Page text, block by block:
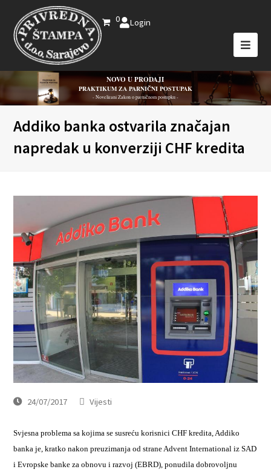
0 Login
NOVO U PRODAJI
PRAKTIKUM ZA PARNIČNI POSTUPAK
- Novelirani Zakon o parničnom postupku -
Addiko banka ostvarila značajan
napredak u konverziji CHF kredita
24/07/2017 Vijesti
Svjesna problema sa kojima se susreću korisnici CHF kredita, Addiko
banka je, kratko nakon preuzimanja od strane Advent International iz SAD
i Evropske banke za obnovu i razvoj (EBRD), ponudila dobrovoljnu